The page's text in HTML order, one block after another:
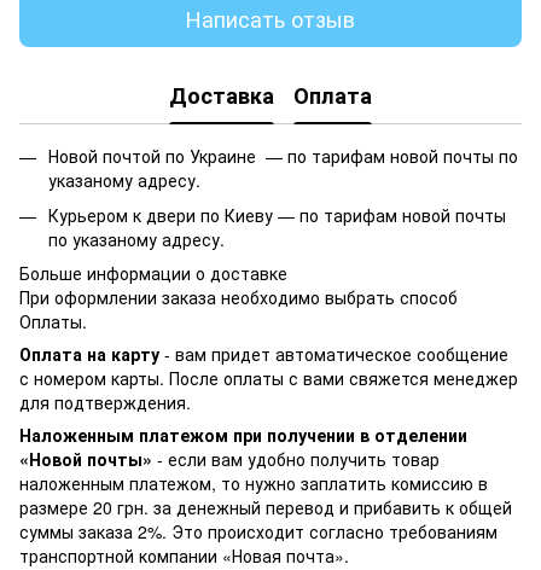
Написать отзыв
Доставка Оплата
Новой почтой по Украине — по тарифам новой почты по
указаному адресу.
Курьером к двери по Киеву — по тарифам новой почты
по указаному адресу.
Больше информации о доставке
При оформлении заказа необходимо выбрать способ
Оплаты.
Оплата на карту - вам придет автоматическое сообщение
с номером карты. После оплаты с вами свяжется менеджер
для подтверждения.
Наложенным платежом при получении в отделении
«Новой почты» - если вам удобно получить товар
наложенным платежом, то нужно заплатить комиссию в
размере 20 грн. за денежный перевод и прибавить к общей
суммы заказа 2%. Это происходит согласно требованиям
транспортной компании «Новая почта».